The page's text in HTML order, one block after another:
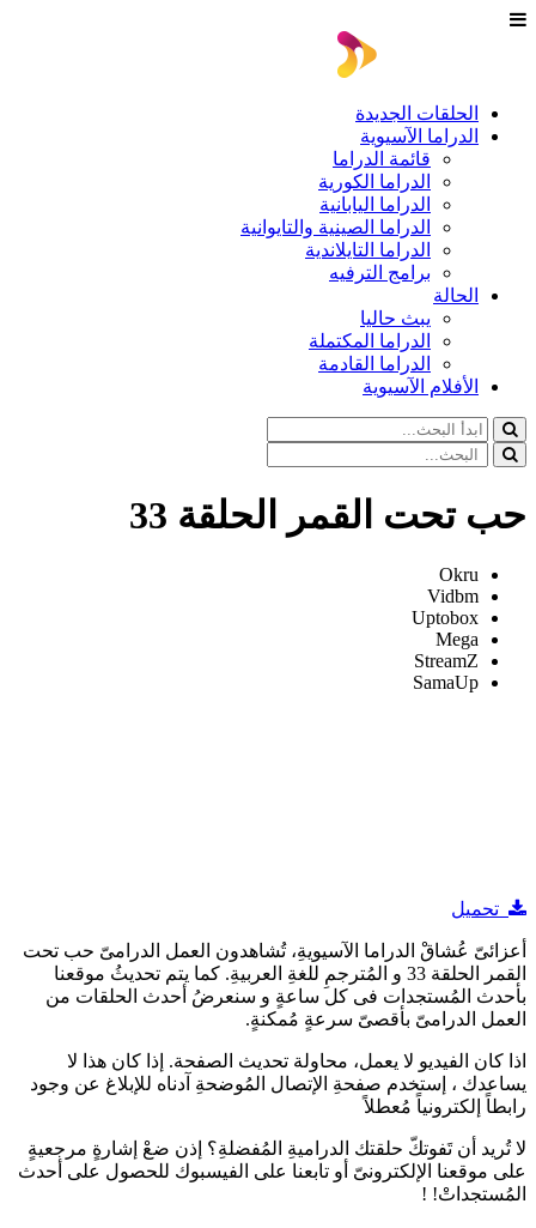
الحلقات الجديدة
الدراما الآسيوية
قائمة الدراما
الدراما الكورية
الدراما اليابانية
الدراما الصينية والتايوانية
الدراما التايلاندية
برامج الترفيه
الحالة
يبث حاليا
الدراما المكتملة
الدراما القادمة
الأفلام الآسيوية
حب تحت القمر الحلقة 33
Okru
Vidbm
Uptobox
Mega
StreamZ
SamaUp
تحميل
أعزائىّ عُشاقْ الدراما الآسيويةِ، تُشاهدون العمل الدرامىّ حب تحت
القمر الحلقة 33 و المُترجمِ للغةِ العربيةِ. كما يتم تحديثُ موقعنا
بأحدث المُستجدات فى كل ساعةٍ و سنعرضُ أحدث الحلقات من
العمل الدرامىّ بأقصىّ سرعةٍ مُمكنةٍ.
اذا كان الفيديو لا يعمل، محاولة تحديث الصفحة. إذا كان هذا لا
يساعدك ، إستخدم صفحةِ الإتصال المُوضحةِ آدناه للإبلاغ عن وجود
رابطاً إلكترونياً مُعطلاً
لا تُريد أن تَفوتكّ حلقتك الدراميةِ المُفضلةِ؟ إذن ضعْ إشارةٍ مرجعيةٍ
على موقعنا الإلكترونىّ أو تابعنا على الفيسبوك للحصول على أحدث
المُستجداتْ! !